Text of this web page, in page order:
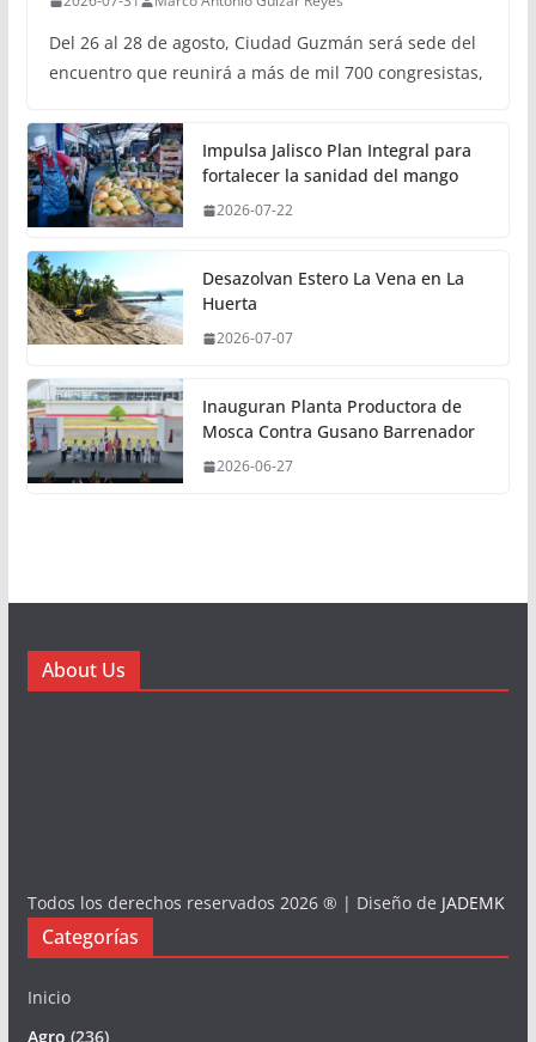
Del 26 al 28 de agosto, Ciudad Guzmán será sede del
encuentro que reunirá a más de mil 700 congresistas,
Impulsa Jalisco Plan Integral para
fortalecer la sanidad del mango
2026-07-22
Desazolvan Estero La Vena en La
Huerta
2026-07-07
Inauguran Planta Productora de
Mosca Contra Gusano Barrenador
2026-06-27
About Us
Todos los derechos reservados 2026 ® | Diseño de JADEMK
Categorías
Inicio
Agro (236)